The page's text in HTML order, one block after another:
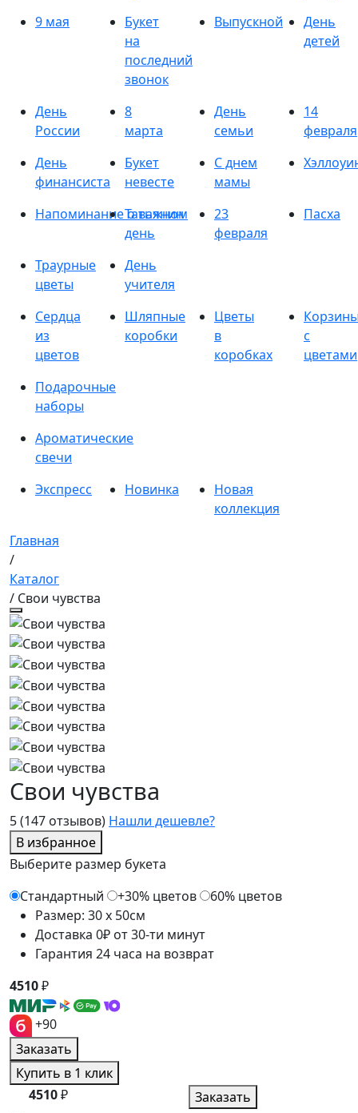
9 мая
Букет
на
последний
звонок
Выпускной
День
детей
День
России
8
марта
День
семьи
14
февраля
День
финансиста
Букет
невесте
С днем
мамы
Напоминание о важном
Татьянин
день
23
февраля
Пасха
Траурные
цветы
День
учителя
Сердца
из
цветов
Шляпные
коробки
Цветы
в
коробках
с
цветами
Подарочные
наборы
Ароматические
свечи
Экспресс
Новинка
Новая
коллекция
Главная
/
Каталог
/ Свои чувства
5(147 отзывов) Нашли дешевле?
В избранное
Свои чувства
Выберите размер букета
Стандартный
+30% цветов
60% цветов
Размер: 30 x 50см
Доставка 0₽ от 30-ти минут
Гарантия 24 часа на возврат
4510₽
+90
Заказать
Купить в 1 клик
4510₽ Заказать